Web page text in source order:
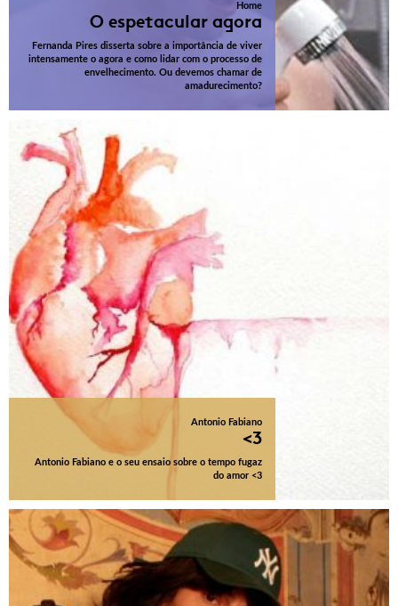
Home
O espetacular agora
Fernanda Pires disserta sobre a importância de viver
intensamente o agora e como lidar com o processo de
envelhecimento. Ou devemos chamar de
amadurecimento?
Antonio Fabiano
<3
Antonio Fabiano e o seu ensaio sobre o tempo fugaz
do amor <3